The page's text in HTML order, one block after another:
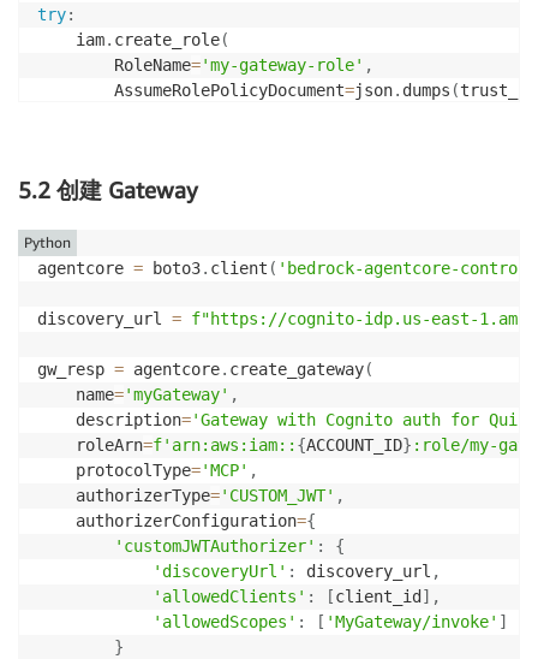
try:
    iam
. create_role(
        RoleName
='my-gateway-role' ,
        AssumeRolePolicyDocument
=json. dumps (
pass
# 添加 InvokeAgentRuntime 权限
invoke_policy =
{
"Statement"
[{
"Action": [
"bedrock-agentcore:InvokeAgentRuntime"
"bedrock-agentcore:InvokeRuntime"
],
"Resource": "arn:aws:bedrock-agentcore:us-
}]
put_role_policy(
='my-gateway-role' ,
    PolicyName
= 'InvokeAgentRuntime',
    PolicyDocument
=json.dumps ( invoke_policy),
5.2 创建 Gateway
agentcore = boto3. client ( 'bedrock-agentcore-control'
discovery_url = f"https://cognito-idp.us-east-
gw_resp = agentcore. create_gateway(
    name
='myGateway' ,
    description
='Gateway with Cognito auth for
    roleArn
=f'arn:aws:iam:: {ACCOUNT_ID} :role/my-
    protocolType
='MCP' ,
    authorizerType
='CUSTOM_JWT' ,
    authorizerConfiguration
={
'customJWTAuthorizer' :
{
'discoveryUrl' : discovery_url ,
'allowedClients' : [client_id ] ,
'allowedScopes' : [ 'MyGateway/invoke' ]
}
Python